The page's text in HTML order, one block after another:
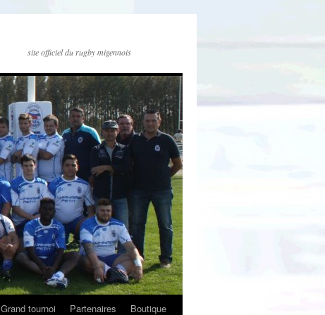
site officiel du rugby migennois
Grand tournoi Partenaires
Boutique